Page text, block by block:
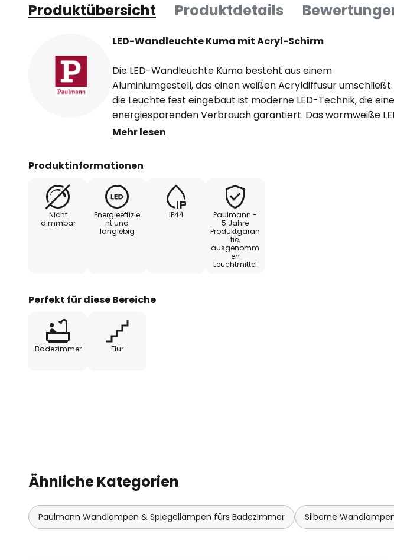
Produktübersicht Produktdetails
LED-Wandleuchte Kuma mit Acryl-Schirm
Die LED-Wandleuchte Kuma besteht aus einem
Aluminiumgestell, das einen weißen Acryldiffusur
die Leuchte fest eingebaut ist moderne LED-Technik, die
energiesparenden Verbrauch garantiert. Das warmweiße
Licht wird durch den Acrylschirm, der auch als Diffusor dient,
sich Kuma auch für den Einsatz in Badezimmern, wo sie zum
Mehr lesen
Produktinformationen
Nicht
dimmbar
Energieeffizie
nt und
langlebig
IP44
Paulmann -
5 Jahre
Produktgaran
tie,
ausgenomm
en
Leuchtmittel
Perfekt für diese Bereiche
Badezimmer Flur
Ähnliche Kategorien
Paulmann Wandlampen & Spiegellampen fürs Badezimmer Silberne